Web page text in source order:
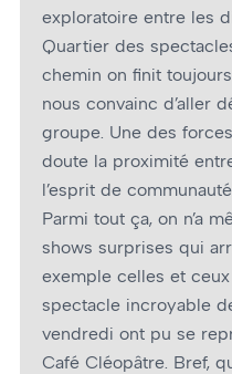
exploratoire entre les
Quartier des
chemin on finit
nous convainc d’aller
groupe. Une des
doute la proximité
l’esprit de
Parmi tout ça, on n’a
shows surprises qui
exemple celles et
spectacle incroyable
vendredi ont pu se
Café Cléopâtre. Bref,